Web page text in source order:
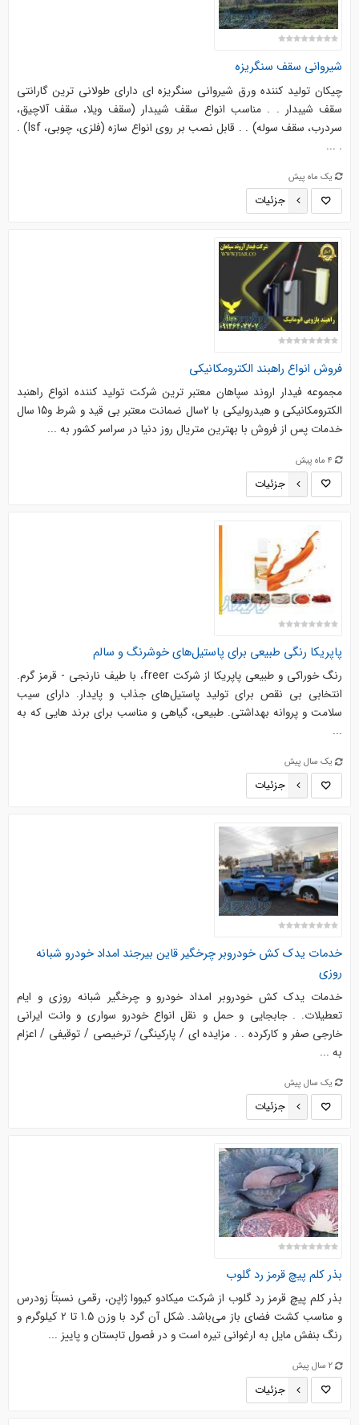
شیروانی سقف سنگریزه
چیکان تولید کننده ورق شیروانی سنگریزه ای دارای طولانی ترین گارانتی
سقف شیبدار . . مناسب انواع سقف شیبدار (سقف ویلا، سقف آلاچیق،
سردرب، سقف سوله) . . قابل نصب بر روی انواع سازه (فلزی، چوبی، lsf) .
. ...
یک ماه پیش
جزئیات
فروش انواع راهبند الکترومکانیکی
مجموعه فیدار اروند سپاهان معتبر ترین شرکت تولید کننده انواع راهنبد
الکترومکانیکی و هیدرولیکی با 2سال ضمانت معتبر بی قید و شرط و15 سال
خدمات پس از فروش با بهترین متریال روز دنیا در سراسر کشور به ...
4 ماه پیش
جزئیات
پاپریکا رنگی طبیعی برای پاستیل‌های خوشرنگ و سالم
رنگ خوراکی و طبیعی پاپریکا از شرکت freer، با طیف نارنجی - قرمز گرم.
انتخابی بی نقص برای تولید پاستیل‌های جذاب و پایدار. دارای سیب
سلامت و پروانه بهداشتی. طبیعی، گیاهی و مناسب برای برند هایی که به
...
یک سال پیش
جزئیات
خدمات یدک کش خودروبر چرخگیر قاین بیرجند امداد خودرو شبانه
روزی
خدمات یدک کش خودروبر امداد خودرو و چرخگیر شبانه روزی و ایام
تعطیلات. . جابجایی و حمل و نقل انواع خودرو سواری و وانت ایرانی
خارجی صفر و کارکرده . . مزایده ای / پارکینگی/ ترخیصی / توقیفی / اعزام
به ...
یک سال پیش
جزئیات
بذر کلم پیچ قرمز رد گلوب
بذر کلم پیچ قرمز رد گلوب از شرکت میکادو کیووا ژاپن، رقمی نسبتاً زودرس
و مناسب کشت فضای باز می‌باشد. شکل آن گرد با وزن 1.5 تا 2 کیلوگرم و
رنگ بنفش مایل به ارغوانی تیره است و در فصول تابستان و پاییز ...
2 سال پیش
جزئیات